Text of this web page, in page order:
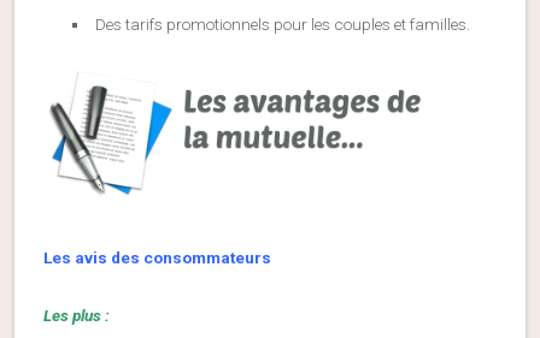
Des tarifs promotionnels pour les couples et familles.
Les avis des consommateurs
Les plus :